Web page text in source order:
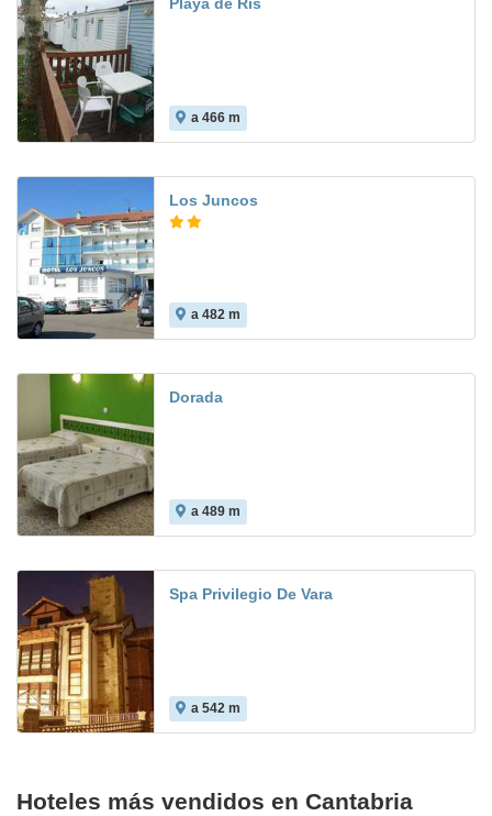
a 466 m
Los Juncos
a 482 m
Dorada
a 489 m
Spa Privilegio De Vara
a 542 m
Hoteles más vendidos en Cantabria